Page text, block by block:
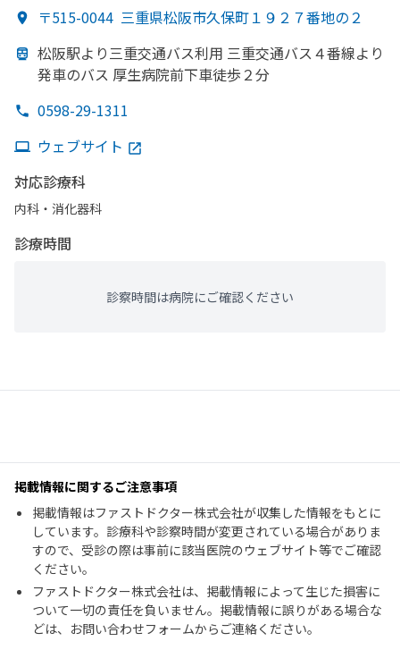
〒515-0044 三重県松阪市久保町１９２７番地の２
松阪駅より三重交通バス利用 三重交通バス４番線より
発車のバス 厚生病院前下車徒歩２分
0598-29-1311
ウェブサイト
対応診療科
内科・​消化器科
診療時間
診察時間は病院にご確認ください
掲載情報に関するご注意事項
掲載情報はファストドクター株式会社が収集した情報をもとに
しています。診療科や診察時間が変更されている場合がありま
すので、受診の際は事前に該当医院のウェブサイト等でご確認
ください。
ファストドクター株式会社は、掲載情報によって生じた損害に
ついて一切の責任を負いません。掲載情報に誤りがある場合な
どは、お問い合わせフォームからご連絡ください。